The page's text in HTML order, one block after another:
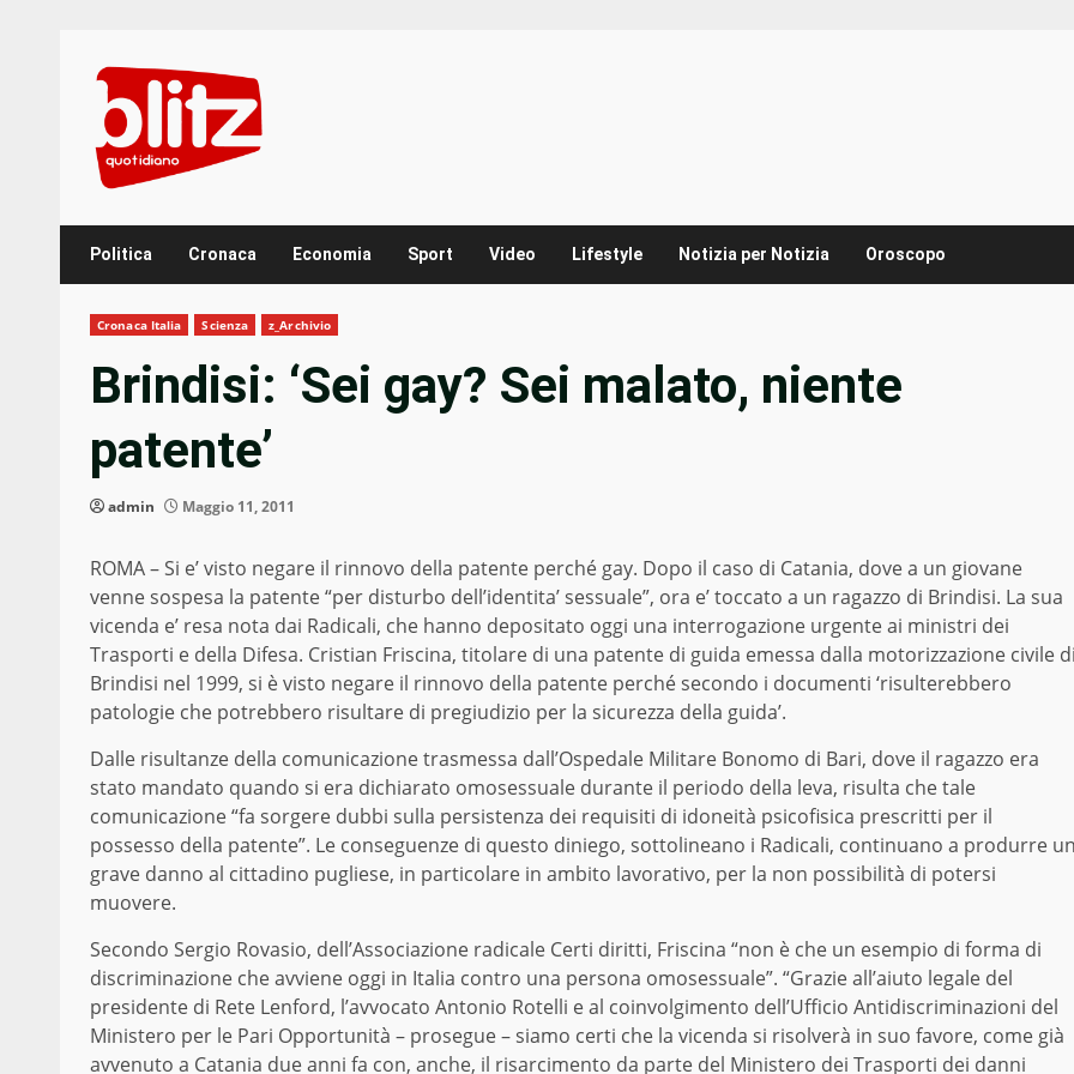
content
Politica Cronaca Economia Sport Video Lifestyle Notizia per Notizia Oroscopo
Cronaca Italia Scienza z_Archivio
Brindisi: ‘Sei gay? Sei malato, niente
patente’
admin Maggio 11, 2011
ROMA – Si e’ visto negare il rinnovo della patente perché gay. Dopo il caso di Catania, dove a un giovane
venne sospesa la patente “per disturbo dell’identita’ sessuale”, ora e’ toccato a un ragazzo di Brindisi. La sua
vicenda e’ resa nota dai Radicali, che hanno depositato oggi una interrogazione urgente ai ministri dei
Trasporti e della Difesa. Cristian Friscina, titolare di una patente di guida emessa dalla motorizzazione civile
Brindisi nel 1999, si è visto negare il rinnovo della patente perché secondo i documenti ‘risulterebbero
patologie che potrebbero risultare di pregiudizio per la sicurezza della guida’.
Dalle risultanze della comunicazione trasmessa dall’Ospedale Militare Bonomo di Bari, dove il ragazzo era
stato mandato quando si era dichiarato omosessuale durante il periodo della leva, risulta che tale
comunicazione “fa sorgere dubbi sulla persistenza dei requisiti di idoneità psicofisica prescritti per il
possesso della patente”. Le conseguenze di questo diniego, sottolineano i Radicali, continuano a produrre
grave danno al cittadino pugliese, in particolare in ambito lavorativo, per la non possibilità di potersi
muovere.
Secondo Sergio Rovasio, dell’Associazione radicale Certi diritti, Friscina “non è che un esempio di forma di
discriminazione che avviene oggi in Italia contro una persona omosessuale”. “Grazie all’aiuto legale del
presidente di Rete Lenford, l’avvocato Antonio Rotelli e al coinvolgimento dell’Ufficio Antidiscriminazioni del
Ministero per le Pari Opportunità – prosegue – siamo certi che la vicenda si risolverà in suo favore, come già
avvenuto a Catania due anni fa con, anche, il risarcimento da parte del Ministero dei Trasporti dei danni